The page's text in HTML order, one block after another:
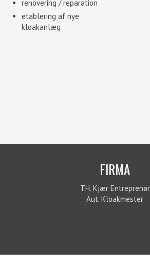
renovering / reparation
etablering af nye
​kloakanlæg
FIRMA
TH. Kjær Entreprenør
Aut. Kloakmester​